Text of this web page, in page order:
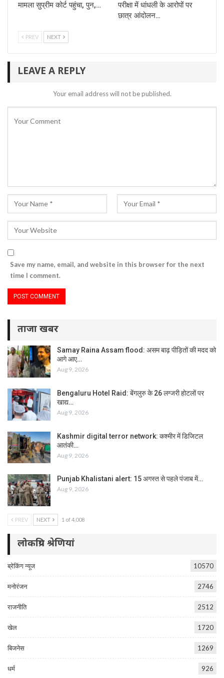
मामला सुप्रीम कोर्ट पहुंचा, पुन,…
परीक्षा में धांधली के आरोपों पर
छात्र आंदोलन…
PREV NEXT
LEAVE A REPLY
Your email address will not be published.
Save my name, email, and website in this browser for the next
time I comment.
ताजा खबर
Samay Raina Assam flood: असम बाढ़ पीड़ितों की मदद को
आगे आए…
Aug 9, 2026
Bengaluru Hotel Raid: बेंगलुरु के 26 लग्जरी होटलों पर
खाद्य…
Aug 9, 2026
Kashmir digital terror network: कश्मीर में डिजिटल
आतंकी…
Aug 9, 2026
Punjab Khalistani alert: 15 अगस्त से पहले पंजाब में…
Aug 9, 2026
PREV NEXT 1 of 4,008
लोकप्रिय श्रेणियां
ब्रेकिंग न्यूज 10570
मनोरंजन 2746
राजनीति 2512
खेल 1720
बिजनेस 1269
धर्म 926